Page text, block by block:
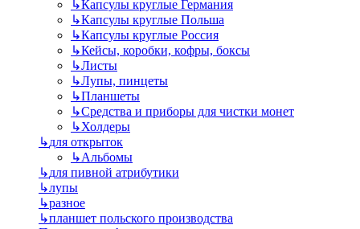
↳Капсулы круглые Германия
↳Капсулы круглые Польша
↳Капсулы круглые Россия
↳Кейсы, коробки, кофры, боксы
↳Листы
↳Лупы, пинцеты
↳Планшеты
↳Средства и приборы для чистки монет
↳Холдеры
↳для открыток
↳Альбомы
↳для пивной атрибутики
↳лупы
↳разное
↳планшет польского производства